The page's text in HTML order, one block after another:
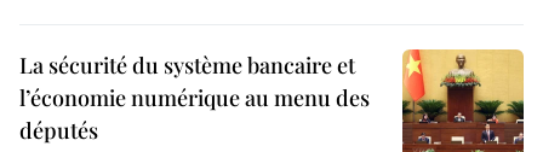
La sécurité du système bancaire et
l’économie numérique au menu des
députés